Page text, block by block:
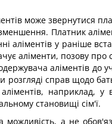
може звернутися
Платник
аліментів у раніше
аліменти, позову про
аліментів до
розгляді справ щодо
наприклад, у
становищі сім'ї.
можливість, а не